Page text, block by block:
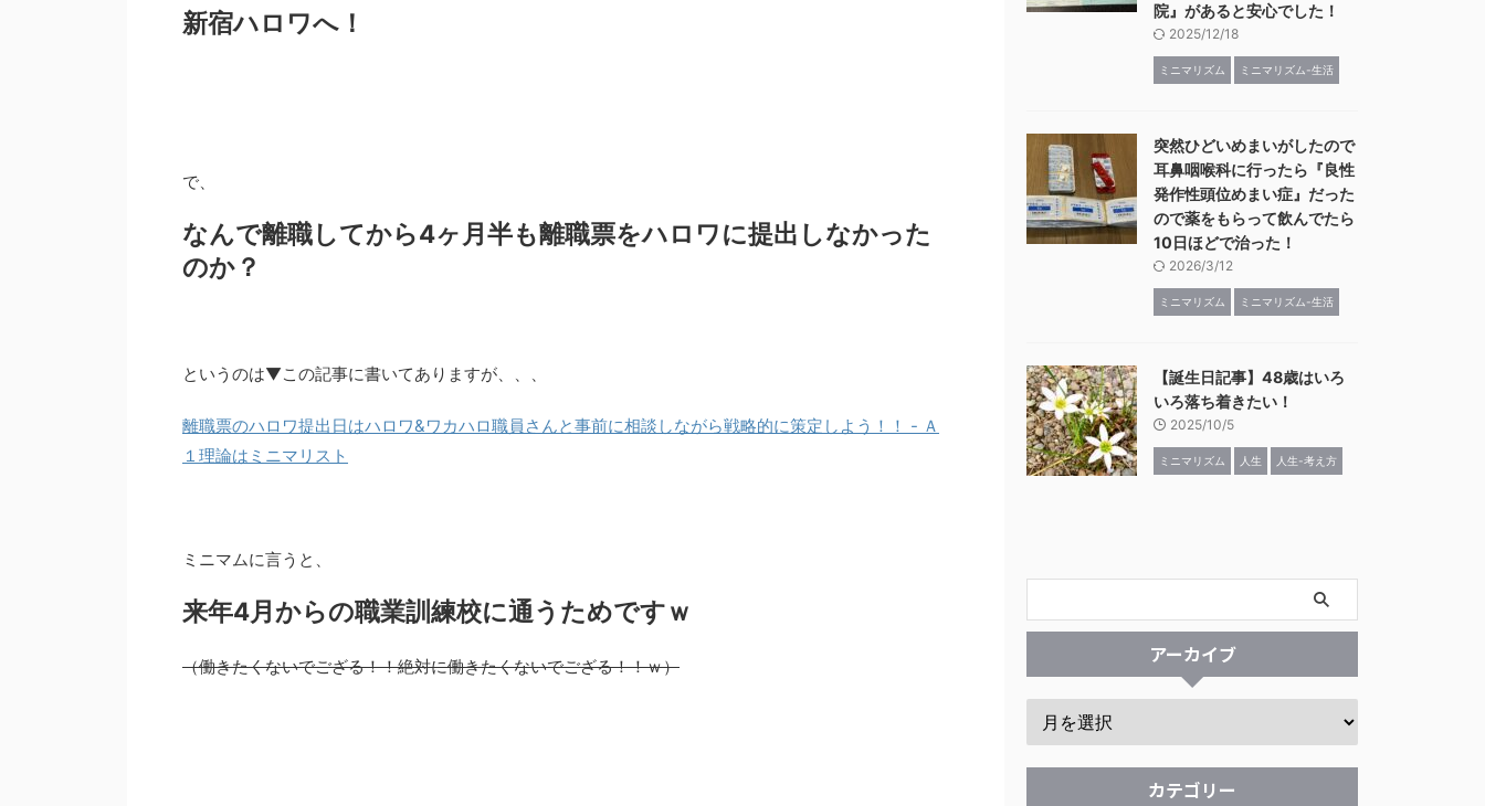
新宿ハロワへ！
で、
なんで離職してから4ヶ月半も離職票をハロワに提出しなかった
のか？
というのは▼この記事に書いてありますが、、、
離職票のハロワ提出日はハロワ&ワカハロ職員さんと事前に相談しながら戦略的に策定しよう！！ - Ａ
１理論はミニマリスト
ミニマムに言うと、
来年4月からの職業訓練校に通うためですｗ
（働きたくないでござる！！絶対に働きたくないでござる！！ｗ）
院』があると安心でした！
2025/12/18
ミニマリズム ミニマリズム-生活
突然ひどいめまいがしたので
耳鼻咽喉科に行ったら『良性
発作性頭位めまい症』だった
ので薬をもらって飲んでたら
10日ほどで治った！
2026/3/12
ミニマリズム ミニマリズム-生活
【誕生日記事】48歳はいろ
いろ落ち着きたい！
2025/10/5
ミニマリズム 人生 人生-考え方
アーカイブ
カテゴリー